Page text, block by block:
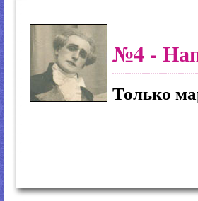
№4 -
Только